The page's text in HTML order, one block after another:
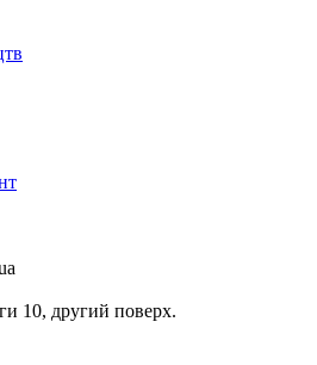
10, другий поверх.